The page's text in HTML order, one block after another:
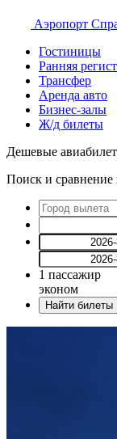
Аэропорт
Гостиницы
Ранняя
Трансфер
Аренда авто
Бизнес-залы
Ж/д билеты
Дешевые
Поиск и сравнение
1 пассажир
эконом
Найти билеты